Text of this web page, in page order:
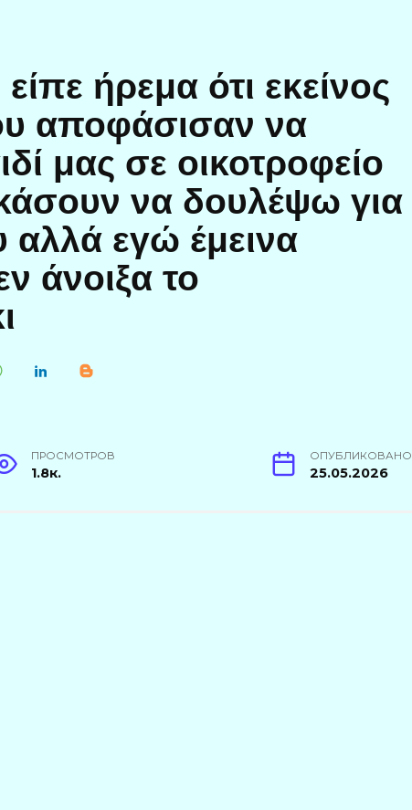
ήρεμα ότι εκείνος
αποφάσισαν να
μας σε οικοτροφείο
να δουλέψω για
αλλά εγώ έμεινα
άνοιξα το
ПРОСМОТРОВ
1.8к.
ОПУБЛИКОВАНО
25.05.2026